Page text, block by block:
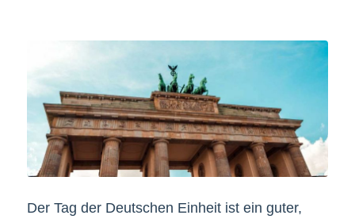
Der Tag der Deutschen Einheit ist ein guter,